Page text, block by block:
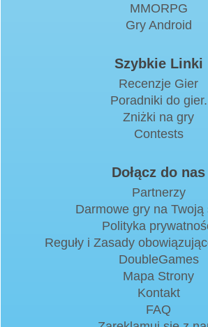
MMORPG
Gry Android
Szybkie Linki
Recenzje Gier
Poradniki do gier.
Zniżki na gry
Contests
Dołącz do nas
Partnerzy
Darmowe gry na Twoją
Polityka
Reguły i Zasady
DoubleGames
Mapa Strony
Kontakt
FAQ